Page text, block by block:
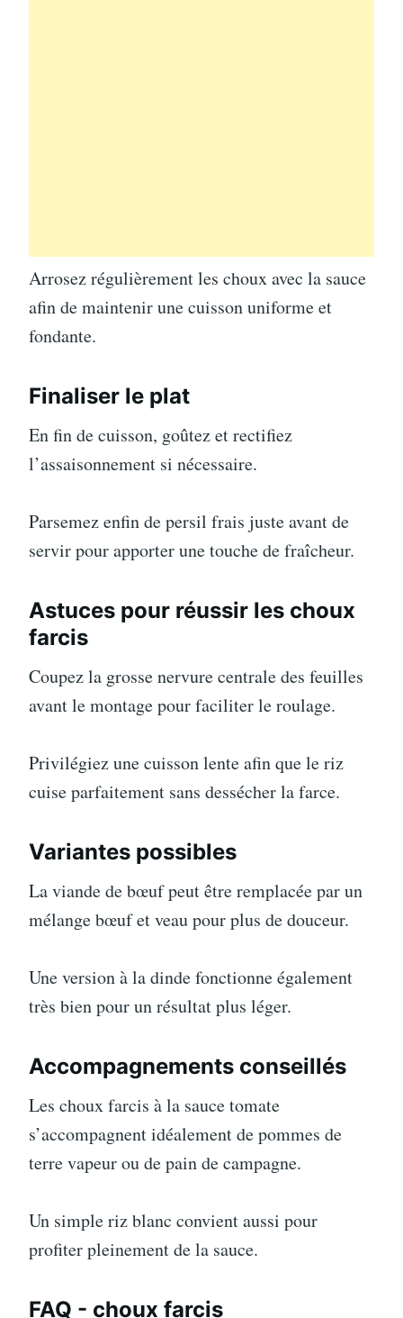
Arrosez régulièrement les choux avec la sauce
afin de maintenir une cuisson uniforme et
fondante.
Finaliser le plat
En fin de cuisson, goûtez et rectifiez
l’assaisonnement si nécessaire.
Parsemez enfin de persil frais juste avant de
servir pour apporter une touche de fraîcheur.
Astuces pour réussir les choux
farcis
Coupez la grosse nervure centrale des feuilles
avant le montage pour faciliter le roulage.
Privilégiez une cuisson lente afin que le riz
cuise parfaitement sans dessécher la farce.
Variantes possibles
La viande de bœuf peut être remplacée par un
mélange bœuf et veau pour plus de douceur.
Une version à la dinde fonctionne également
très bien pour un résultat plus léger.
Accompagnements conseillés
Les choux farcis à la sauce tomate
s’accompagnent idéalement de pommes de
terre vapeur ou de pain de campagne.
Un simple riz blanc convient aussi pour
profiter pleinement de la sauce.
FAQ - choux farcis